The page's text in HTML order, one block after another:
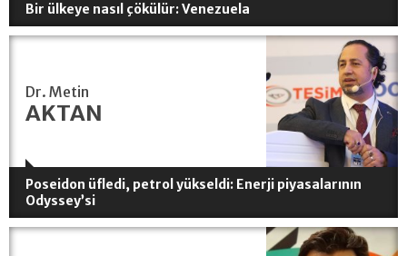
Bir ülkeye nasıl çökülür: Venezuela
Dr. Metin
AKTAN
Poseidon üfledi, petrol yükseldi: Enerji piyasalarının
Odyssey’si